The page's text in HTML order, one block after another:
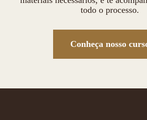
todo o processo.
Conheça nosso